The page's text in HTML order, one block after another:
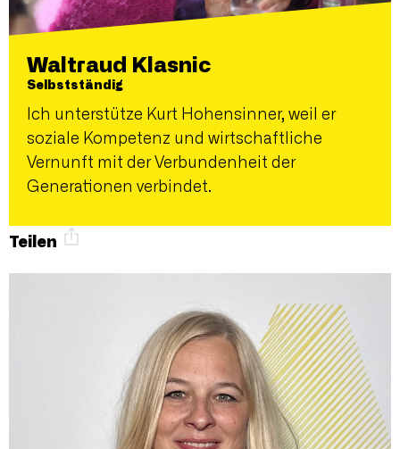
Waltraud Klasnic
Selbstständig
Ich unterstütze Kurt Hohensinner, weil er
soziale Kompetenz und wirtschaftliche
Vernunft mit der Verbundenheit der
Generationen verbindet.
Teilen